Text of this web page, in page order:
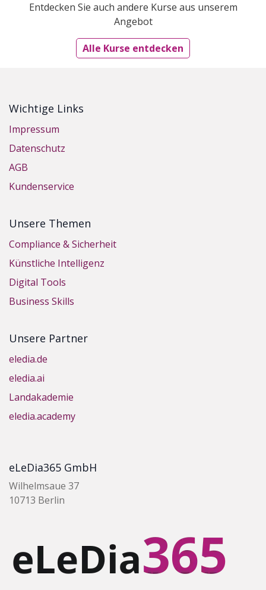
Entdecken Sie auch andere Kurse aus unserem
Angebot
Alle Kurse entdecken
Wichtige Links
Impressum
Datenschutz
AGB
Kundenservice
Unsere Themen
Compliance & Sicherheit
Künstliche Intelligenz
Digital Tools
Business Skills
Unsere Partner
eledia.de
eledia.ai
Landakademie
eledia.academy
eLeDia365 GmbH
Wilhelmsaue 37
10713 Berlin